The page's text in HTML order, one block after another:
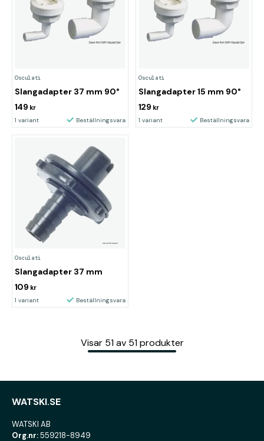
Osculati
Slangadapter 37 mm 90°
149 kr
1 variant Beställningsvara
Osculati
Slangadapter 15 mm 90°
129 kr
1 variant Beställningsvara
Osculati
Slangadapter 37 mm
109 kr
1 variant Beställningsvara
Visar 51 av 51 produkter
WATSKI.SE
WATSKI AB
Org.nr:559218-8949